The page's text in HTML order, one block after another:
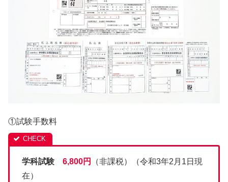
①試験手数料
学科試験 6,800円
（非課税）（令和3年2月1日現
在）